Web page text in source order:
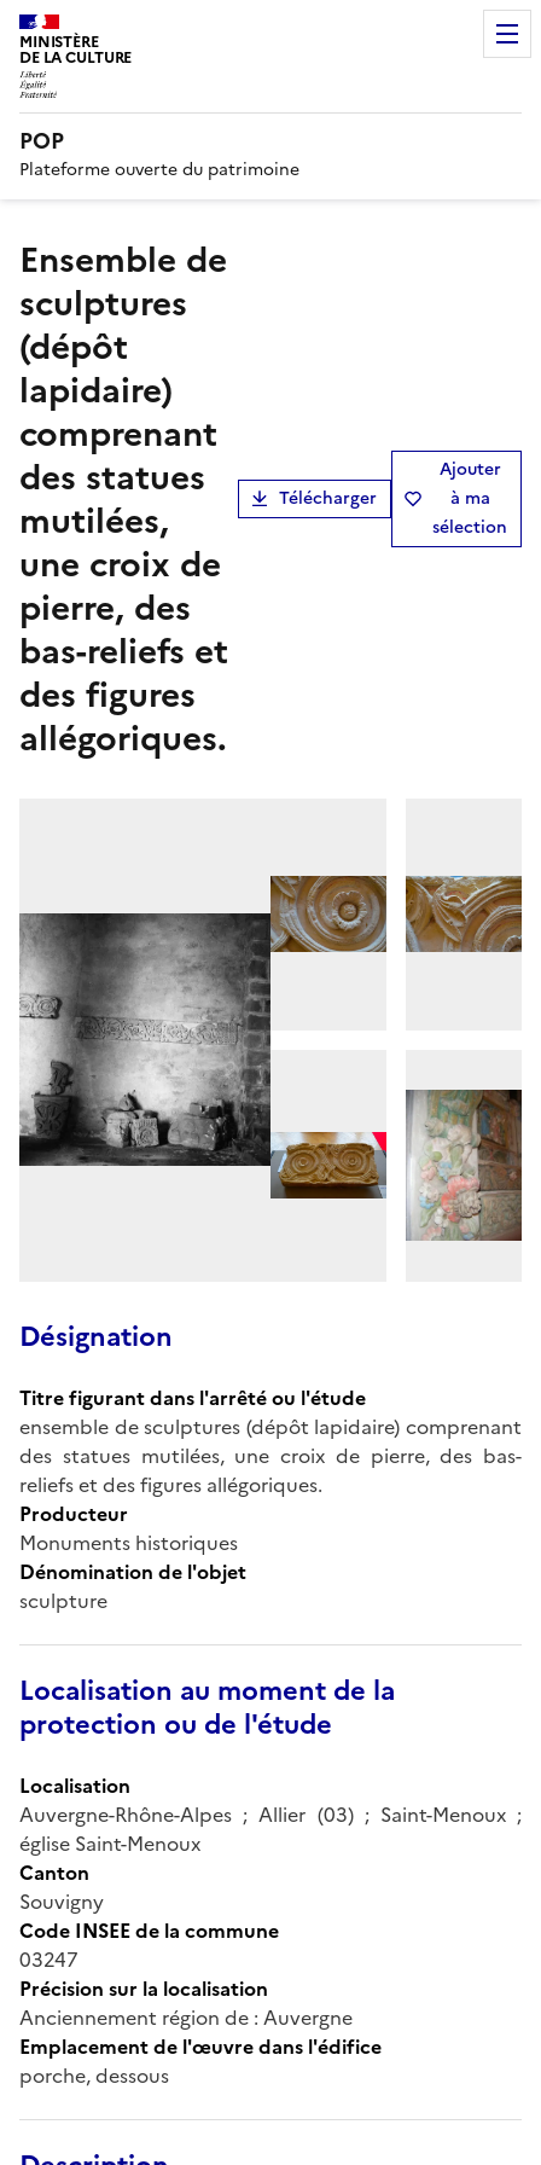
MINISTÈRE
DE LA CULTURE
POP
Plateforme ouverte du patrimoine
ensemble de
sculptures
(dépôt
lapidaire)
comprenant
des statues
mutilées,
une croix de
pierre, des
bas-reliefs et
des figures
allégoriques.
Télécharger
Ajouter
à ma
sélection
Désignation
Titre figurant dans l'arrêté ou l'étude
ensemble de sculptures (dépôt lapidaire) comprenant
des statues mutilées, une croix de pierre, des bas-
reliefs et des figures allégoriques.
Producteur
Monuments historiques
Dénomination de l'objet
sculpture
Localisation au moment de la
protection ou de l'étude
Localisation
Auvergne-Rhône-Alpes ; Allier (03) ; Saint-Menoux ;
église Saint-Menoux
Canton
Souvigny
Code INSEE de la commune
03247
Précision sur la localisation
Anciennement région de : Auvergne
Emplacement de l'œuvre dans l'édifice
porche, dessous